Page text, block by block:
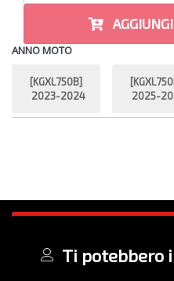
ANNO MOTO
[KGXL750B]
2023-2024
2025-
Ti potebbero